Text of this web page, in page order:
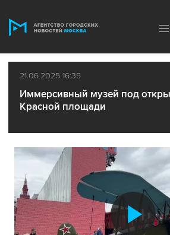
21.06.2025 16:35
Иммерсивный музей под
Красной площади